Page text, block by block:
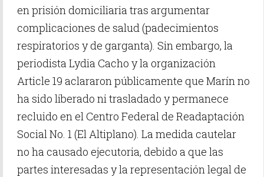
en prisión domiciliaria tras argumentar
complicaciones de salud (padecimientos
respiratorios y de garganta). Sin embargo, la
periodista Lydia Cacho y la organización
Article 19 aclararon públicamente que Marín no
ha sido liberado ni trasladado y permanece
recluido en el Centro Federal de Readaptación
Social No. 1 (El Altiplano). La medida cautelar
no ha causado ejecutoria, debido a que las
partes interesadas y la representación legal de